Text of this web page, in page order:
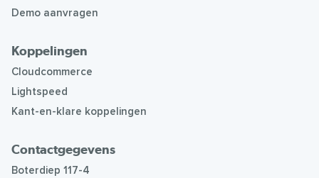
Demo aanvragen
Koppelingen
Cloudcommerce
Lightspeed
Kant-en-klare koppelingen
Contactgegevens
Boterdiep 117-4